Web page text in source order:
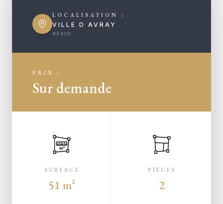
LOCALISATION :
VILLE D AVRAY
92410
PRIX :
Sur demande
m²
SURFACE
51 m²
PIÈCES
2